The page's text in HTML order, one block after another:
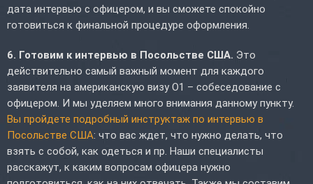
дата интервью с офицером, и вы сможете спокойно
готовиться к финальной процедуре оформления.
6. Готовим к интервью в Посольстве США. Это
действительно самый важный момент для каждого
заявителя на американскую визу O1 – собеседование с
офицером. И мы уделяем много внимания данному пункту.
Вы пройдете подробный инструктаж по интервью в
Посольстве США: что вас ждет, что нужно делать, что
взять с собой, как одеться и пр. Наши специалисты
расскажут, к каким вопросам офицера нужно